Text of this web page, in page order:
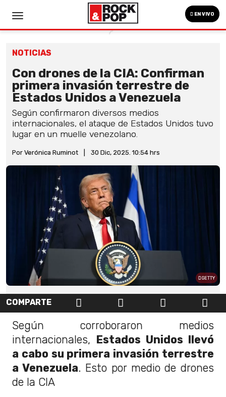
EN VIVO
NOTICIAS
Con drones de la CIA: Confirman
primera invasión terrestre de
Estados Unidos a Venezuela
Según confirmaron diversos medios
internacionales, el ataque de Estados Unidos tuvo
lugar en un muelle venezolano.
Por Verónica Ruminot 30 Dic, 2025. 10:54 hrs
GETTY
COMPARTE
Según corroboraron medios
internacionales, Estados Unidos llevó
a cabo su primera invasión terrestre
a Venezuela. Esto por medio de drones
de la CIA